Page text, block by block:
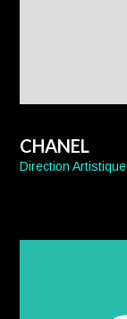
CHANEL
Direction Artistique